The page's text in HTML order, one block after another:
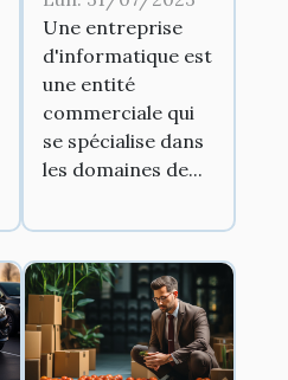
entreprise
d'informatique
?
Une entreprise
d'informatique est
une entité
commerciale qui
se spécialise dans
les domaines de...